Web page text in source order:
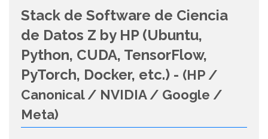
Stack de Software de Ciencia
de Datos Z by HP (Ubuntu,
Python, CUDA, TensorFlow,
PyTorch, Docker, etc.) - (HP /
Canonical / NVIDIA / Google /
Meta)